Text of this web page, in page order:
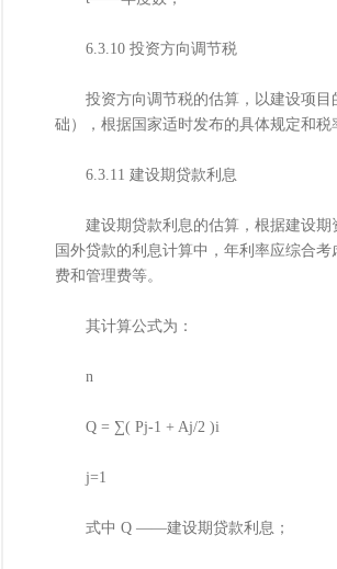
6.3.10 投资方向调节税
投资方向调节税的估算，以建设项目
础），根据国家适时发布的具体规定和税
6.3.11 建设期贷款利息
建设期贷款利息的估算，根据建设期
国外贷款的利息计算中，年利率应综合
费和管理费等。
其计算公式为：
n
Q = ∑( Pj-1 + Aj/2 )i
j=1
式中 Q ——建设期贷款利息；